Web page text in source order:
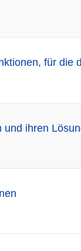
für die
und ihren